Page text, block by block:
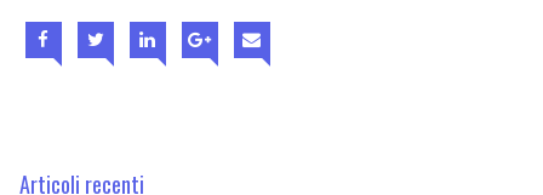
Articoli recenti